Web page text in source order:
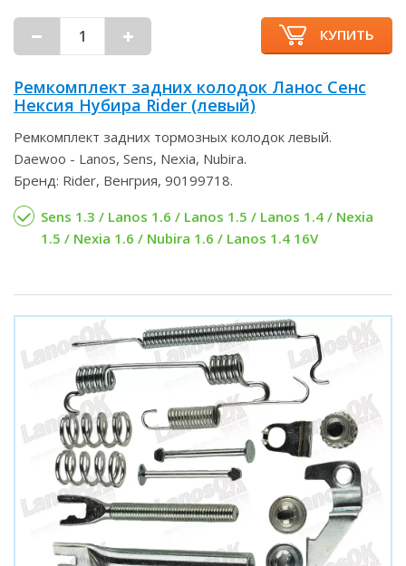
КУПИТЬ
Ремкомплект задних колодок Ланос Сенс
Нексия Нубира Rider (левый)
Ремкомплект задних тормозных колодок левый.
Daewoo - Lanos, Sens, Nexia, Nubira.
Бренд: Rider, Венгрия, 90199718.
Sens 1.3 / Lanos 1.6 / Lanos 1.5 / Lanos 1.4 / Nexia
1.5 / Nexia 1.6 / Nubira 1.6 / Lanos 1.4 16V